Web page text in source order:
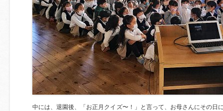
中には、退園後、「お正月クイズ〜！」と言って、お母さんにその日